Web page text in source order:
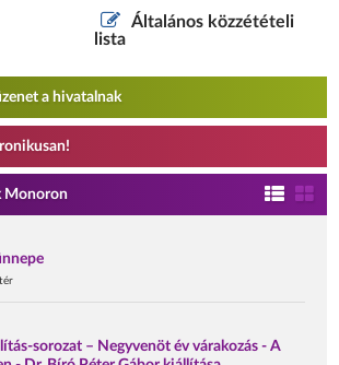
Általános közzétételi
lista
a hivatalnak
Monoron
sorozat – Negyvenöt év várakozás - A